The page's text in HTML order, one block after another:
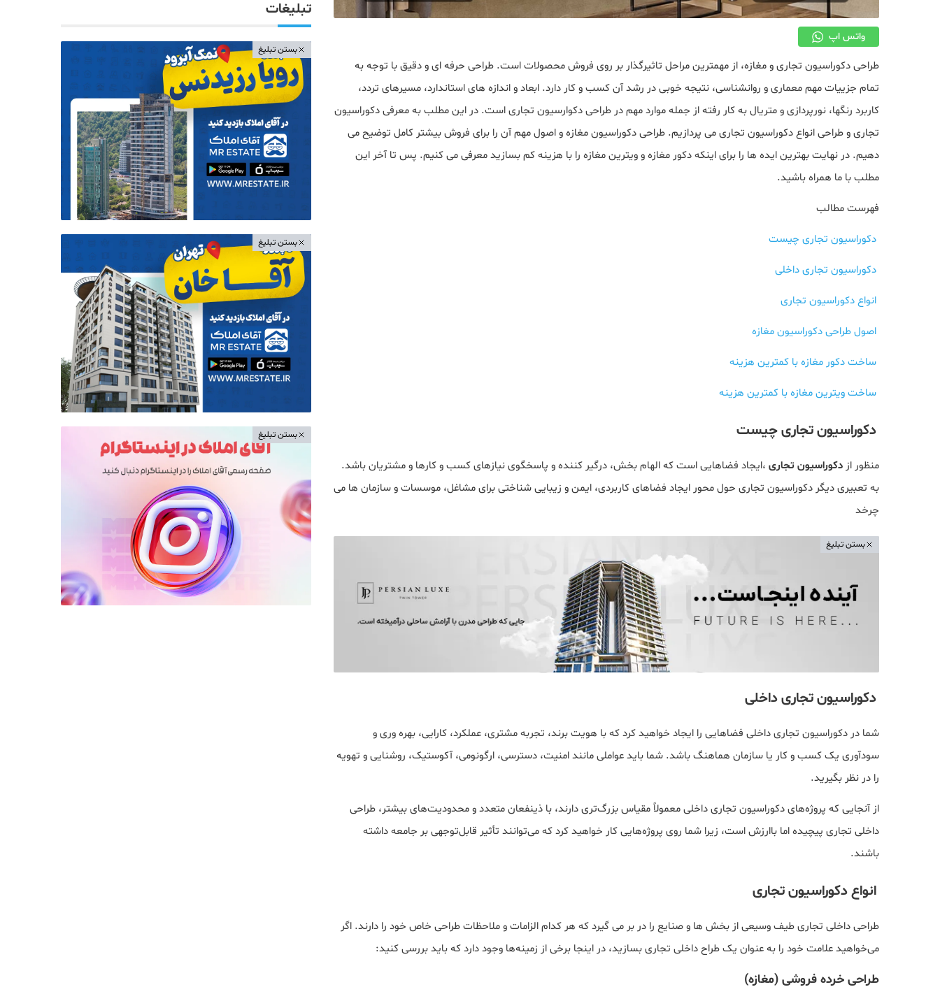
واتس اپ
طراحی دکوراسیون تجاری و مغازه، از مهمترین مراحل تاثیرگذار بر روی فروش محصولات است. طراحی حرفه ای و دقیق با توجه به
تمام جزییات مهم معماری و روانشناسی، نتیجه خوبی در رشد آن کسب و کار دارد. ابعاد و اندازه های استاندارد، مسیرهای تردد،
کاربرد رنگها، نورپردازی و متریال به کار رفته از جمله موارد مهم در طراحی دکوارسیون تجاری است. در این مطلب به معرفی دکوراسیون
تجاری و طراحی انواع دکوراسیون تجاری می پردازیم. طراحی دکوراسیون مغازه و اصول مهم آن را برای فروش بیشتر کامل توضیح می
دهیم. در نهایت بهترین ایده ها را برای اینکه دکور مغازه و ویترین مغازه را با هزینه کم بسازید معرفی می کنیم. پس تا آخر این
مطلب با ما همراه باشید.
فهرست مطالب
دکوراسیون تجاری چیست
دکوراسیون تجاری داخلی
انواع دکوراسیون تجاری
اصول طراحی دکوراسیون مغازه
ساخت دکور مغازه با کمترین هزینه
ساخت ویترین مغازه با کمترین هزینه
دکوراسیون تجاری چیست
منظور ازدکوراسیون تجاری ،ایجاد فضاهایی است که الهام بخش، درگیر کننده و پاسخگوی نیازهای کسب و کارها و مشتریان باشد.
به تعبیری دیگر دکوراسیون تجاری حول محور ایجاد فضاهای کاربردی، ایمن و زیبایی شناختی برای مشاغل، موسسات و سازمان ها می
چرخد
بستن تبلیغ
دکوراسیون تجاری داخلی
شما در دکوراسیون تجاری داخلی فضاهایی را ایجاد خواهید کرد که با هویت برند، تجربه مشتری، عملکرد، کارایی، بهره وری و
سودآوری یک کسب و کار یا سازمان هماهنگ باشد. شما باید عواملی مانند امنیت، دسترسی، ارگونومی، آکوستیک، روشنایی و تهویه
را در نظر بگیرید.
از آنجایی که پروژه‌های دکوراسیون تجاری داخلی معمولاً مقیاس بزرگ‌تری دارند، با ذینفعان متعدد و محدودیت‌های بیشتر، طراحی
داخلی تجاری پیچیده اما باارزش است، زیرا شما روی پروژه‌هایی کار خواهید کرد که می‌توانند تأثیر قابل‌توجهی بر جامعه داشته
باشند.
انواع دکوراسیون تجاری
طراحی داخلی تجاری طیف وسیعی از بخش ها و صنایع را در بر می گیرد که هر کدام الزامات و ملاحظات طراحی خاص خود را دارند. اگر
می‌خواهید علامت خود را به عنوان یک طراح داخلی تجاری بسازید، در اینجا برخی از زمینه‌ها وجود دارد که باید بررسی کنید:
طراحی خرده فروشی (مغازه)
تبلیغات
بستن تبلیغ
بستن تبلیغ
بستن تبلیغ